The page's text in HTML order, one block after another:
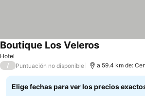
Hotel
Boutique Los Veleros
/ Puntuación no disponible a 59.4 km de:
Elige fechas para ver los precios